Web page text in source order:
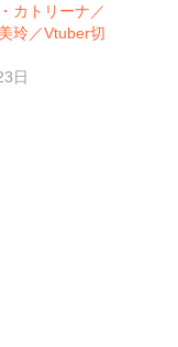
カトリーナ／
玲／Vtuber切
日